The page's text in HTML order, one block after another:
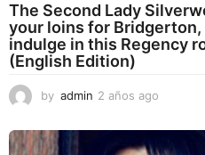
The Second Lady
your loins for Bridgerton,
indulge in this Regency
(English Edition)
by admin 2 años ago
ñ